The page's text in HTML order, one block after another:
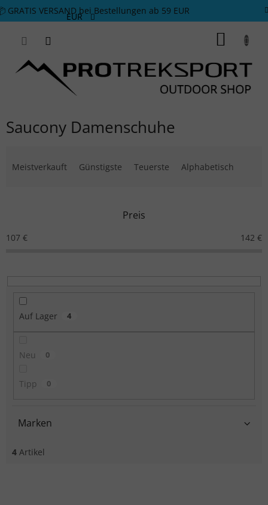
Zum Inhalt springen
GRATIS VERSAND bei Bestellungen ab 59 EUR
EUR
Saucony Damenschuhe
Meistverkauft Günstigste Teuerste Alphabetisch
Preis
107 € 142 €
Auf Lager 4
Neu 0
Tipp 0
Marken
4 Artikel